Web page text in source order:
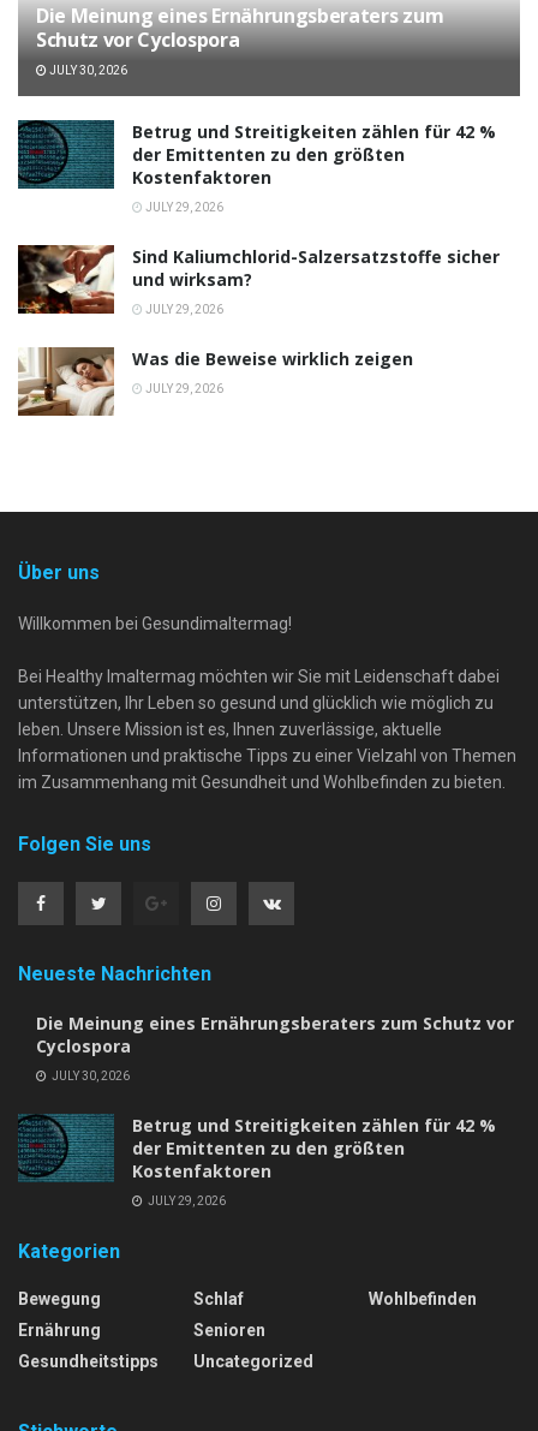
Die Meinung eines Ernährungsberaters zum
Schutz vor Cyclospora
JULY 30, 2026
Betrug und Streitigkeiten zählen für 42 %
der Emittenten zu den größten
Kostenfaktoren
JULY 29, 2026
Sind Kaliumchlorid-Salzersatzstoffe sicher
und wirksam?
JULY 29, 2026
Was die Beweise wirklich zeigen
JULY 29, 2026
Über uns
Willkommen bei Gesundimaltermag!
Bei Healthy Imaltermag möchten wir Sie mit Leidenschaft dabei
unterstützen, Ihr Leben so gesund und glücklich wie möglich zu
leben. Unsere Mission ist es, Ihnen zuverlässige, aktuelle
Informationen und praktische Tipps zu einer Vielzahl von Themen
im Zusammenhang mit Gesundheit und Wohlbefinden zu bieten.
Folgen Sie uns
Neueste Nachrichten
Die Meinung eines Ernährungsberaters zum Schutz vor
Cyclospora
JULY 30, 2026
Betrug und Streitigkeiten zählen für 42 %
der Emittenten zu den größten
Kostenfaktoren
JULY 29, 2026
Kategorien
Bewegung
Ernährung
Gesundheitstipps
Schlaf
Senioren
Uncategorized
Wohlbefinden